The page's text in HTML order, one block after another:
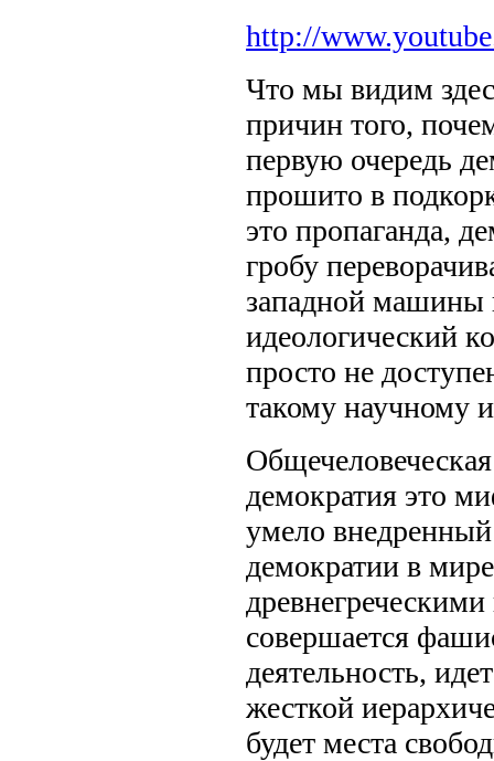
http://
Что мы видим
причин того,
первую очередь
прошито в
это пропаганда,
гробу
западной машины
идеологический
просто не
такому научному
демократия это
умело
демократии в
совершается
деятельность,
жесткой
будет места